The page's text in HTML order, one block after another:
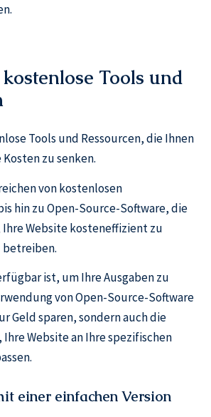
Tools und
Tools und Ressourcen, die Ihnen
zu senken.
von kostenlosen
hin zu Open-Source-Software, die
Website kosteneffizient zu
ist, um Ihre Ausgaben zu
von Open-Source-Software
Geld sparen, sondern auch die
Website an Ihre spezifischen
einer einfachen Version